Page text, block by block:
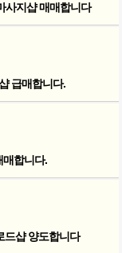
사지샵 매매합니다
급매합니다.
매합니다.
드샵 양도합니다